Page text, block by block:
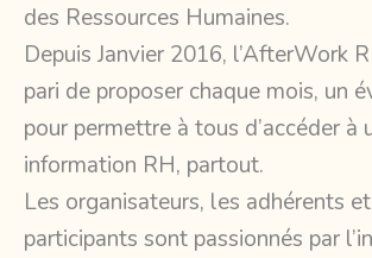
des Ressources Humaines.
Depuis Janvier 2016, l’AfterWork
pari de proposer chaque mois, un
pour permettre à tous d’accéder à
information RH, partout.
Les organisateurs, les adhérents
participants sont passionnés par